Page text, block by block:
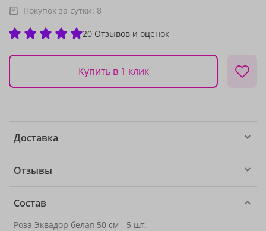
Покупок за сутки: 8
20 Отзывов и оценок
Купить в 1 клик
Доставка
Отзывы
Состав
Роза Эквадор белая 50 см - 5 шт.